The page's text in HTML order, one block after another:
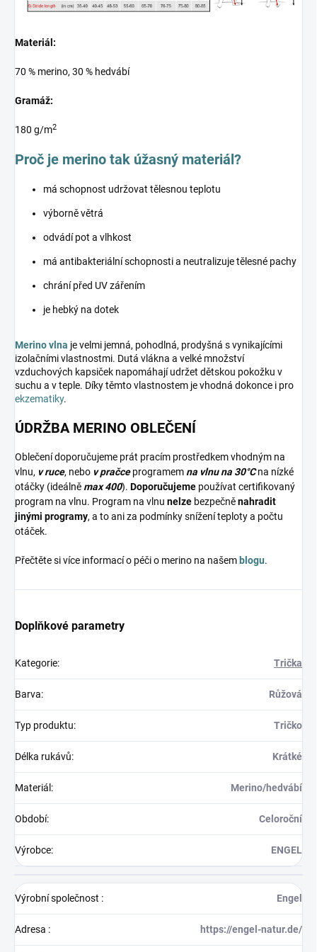
Materiál:
70 % merino, 30 % hedvábí
Gramáž:
180 g/m2
Proč je merino tak úžasný materiál?
má schopnost udržovat tělesnou teplotu
výborně větrá
odvádí pot a vlhkost
má antibakteriální schopnosti a neutralizuje tělesné pachy
chrání před UV zářením
je hebký na dotek
Merino vlna je velmi jemná, pohodlná, prodyšná s vynikajícími
izolačními vlastnostmi. Dutá vlákna a velké množství
vzduchových kapsiček napomáhají udržet dětskou pokožku v
suchu a v teple. Díky těmto vlastnostem je vhodná dokonce i pro
ekzematiky.
ÚDRŽBA MERINO OBLEČENÍ
Oblečení doporučujeme prát pracím prostředkem vhodným na
vlnu, v ruce, nebo v pračceprogramemna vlnu na 30°Cna nízké
otáčky (ideálněmax 400). Doporučujeme používat certifikovaný
program na vlnu. Program na vlnu nelze bezpečněnahradit
jinými programy, a to ani za podmínky snížení teploty a počtu
otáček.
Přečtěte si více informací o péči o merino na našem blogu.
Doplňkové parametry
Kategorie: Trička
Barva: Růžová
Typ produktu: Tričko
Délka rukávů: Krátké
Materiál : Merino/hedvábí
Období: Celoroční
Výrobce: ENGEL
Výrobní společnost : Engel
Adresa : https://engel-natur.de/